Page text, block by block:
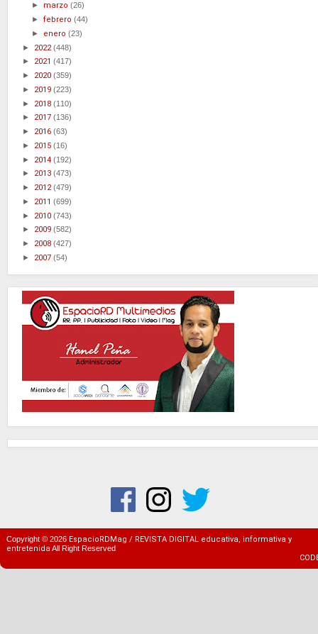
► marzo(26)
►febrero(44)
► enero(23)
► 2022(448)
► 2021 (417)
► 2020 (359)
► 2019 (223)
► 2018 (110)
► 2017 (136)
► 2016 (63)
► 2015 (16)
► 2014 (192)
► 2013 (473)
► 2012(479)
► 2011 (699)
► 2010 (743)
► 2009 (582)
► 2008 (427)
► 2007 (54)
Copyright © 2026 EspacioRDMag / REVISTA DIGITAL educativa, informativa y
entretenidaAll Right Reserved